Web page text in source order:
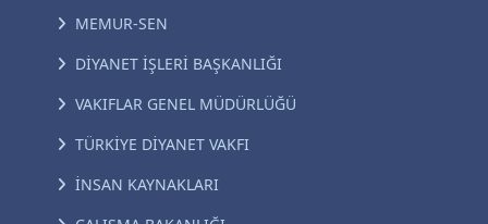
MEMUR-SEN
DİYANET İŞLERİ BAŞKANLIĞI
VAKIFLAR GENEL MÜDÜRLÜĞÜ
TÜRKİYE DİYANET VAKFI
İNSAN KAYNAKLARI